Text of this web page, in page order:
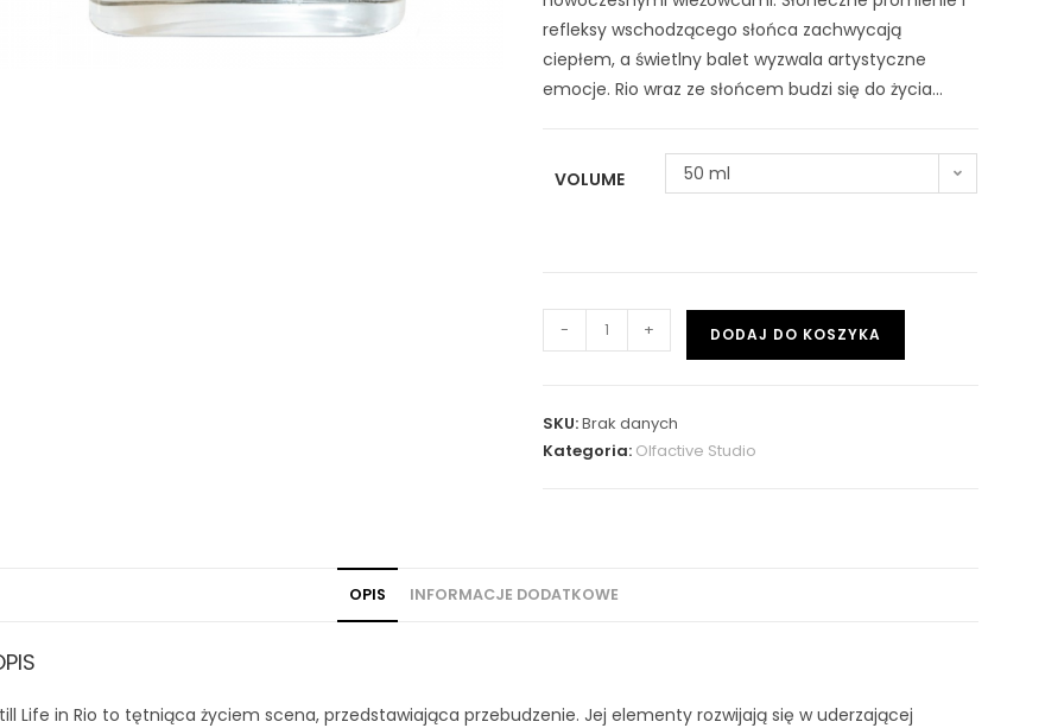
refleksy wschodzącego słońca zachwycają
ciepłem, a świetlny balet wyzwala artystyczne
emocje. Rio wraz ze słońcem budzi się do życia…
VOLUME 50 ml
- + DODAJ DO KOSZYKA
SKU:Brak danych
Kategoria: Olfactive Studio
OPIS INFORMACJE DODATKOWE
Life in Rio to tętniąca życiem scena, przedstawiająca przebudzenie. Jej elementy rozwijają się w uderzającej